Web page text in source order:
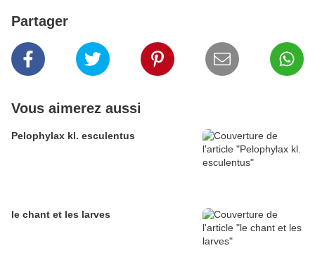
Partager
Vous aimerez aussi
Pelophylax kl. esculentus
le chant et les larves